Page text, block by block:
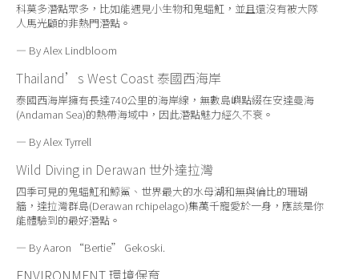
科莫多潛點眾多，比如能遇見小生物和鬼蝠魟，並且還沒有被大隊
人馬光顧的非熱門潛點。
— By Alex Lindbloom
Thailand’s West Coast 泰國西海岸
泰國西海岸擁有長達740公里的海岸線，無數島嶼點綴在安達曼海
(Andaman Sea)的熱帶海域中，因此潛點魅力經久不衰。
— By Alex Tyrrell
Wild Diving in Derawan 世外達拉灣
四季可見的鬼蝠魟和鯨鯊、世界最大的水母湖和無與倫比的珊瑚
牆，達拉灣群島(Derawan rchipelago)集萬千寵愛於一身，應該是你
能體驗到的最好潛點。
— By Aaron “Bertie” Gekoski.